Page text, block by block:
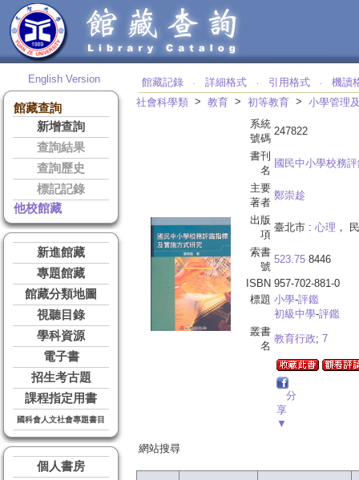
English Version
館藏查詢
新增查詢
查詢結果
查詢歷史
標記記錄
他校館藏
新進館藏
專題館藏
館藏分類地圖
視聽目錄
學科資源
電子書
招生考古題
課程指定用書
國科會人文社會專題書目
個人書房
館藏記錄 ‧ 詳細格式 ‧ 引用格式 ‧
機讀
社會科學類 > 教育 > 初等教育 > 小學管理
系統
號碼
247822
書刊
名
國民中小學校務
主要
著者
鄭崇趁
出版
項
臺北市 : 心理 ，
索書
號
523.75 8446
ISBN 957-702-881-0
標題 小學-評鑑
初級中學-評鑑
叢書
名
教育行政; 7
分
享
▼
網站搜尋